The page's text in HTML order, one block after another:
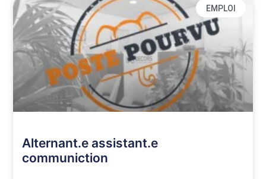
EMPLOI
Alternant.e assistant.e
communiction